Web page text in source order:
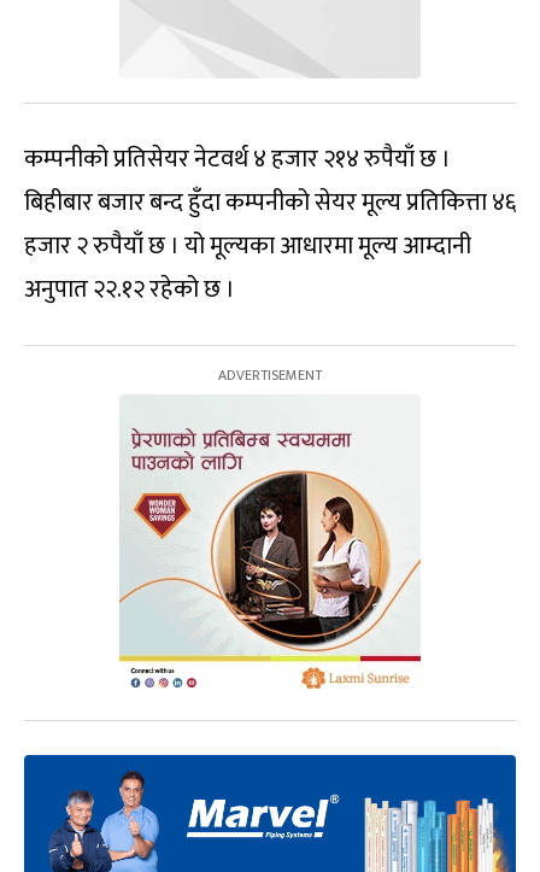
कम्पनीको प्रतिसेयर नेटवर्थ ४ हजार २१४ रुपैयाँ छ ।
बिहीबार बजार बन्द हुँदा कम्पनीको सेयर मूल्य प्रतिकित्ता ४६
हजार २ रुपैयाँ छ । यो मूल्यका आधारमा मूल्य आम्दानी
अनुपात २२.१२ रहेको छ ।